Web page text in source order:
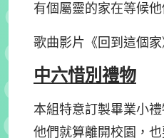
有個屬靈的家在等候他
歌曲影片《回到這個家
中六惜別禮物
本組特意訂製畢業小
他們就算離開校園，